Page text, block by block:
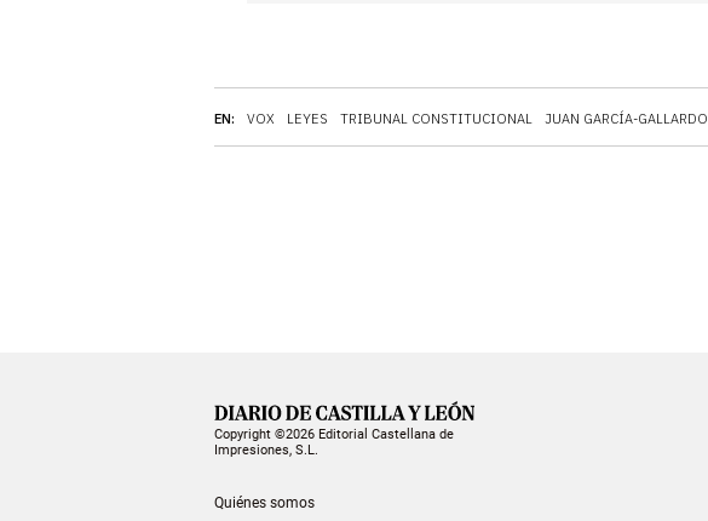
EN: VOX LEYES TRIBUNAL CONSTITUCIONAL JUAN GARCÍA-GALLARDO
Copyright ©2026 Editorial Castellana de
Impresiones, S.L.
Quiénes somos